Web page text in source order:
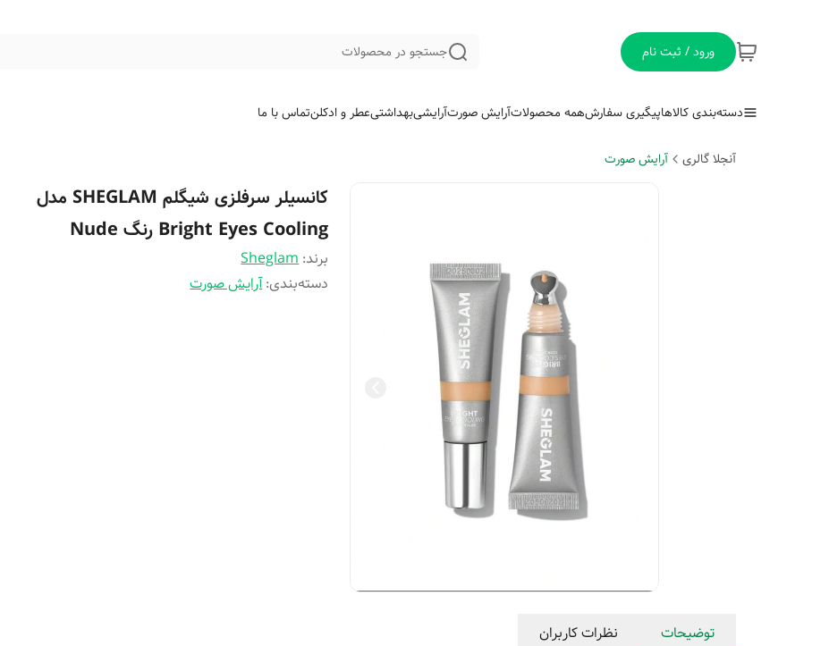
ورود / ثبت نام جستجو در محصولات
دسته‌بندی کالاهاپیگیری سفارشهمه محصولاتآرایش صورتآرایشیبهداشتیعطر و ادکلنتماس با ما
آنجلا گالری آرایش صورت
کانسیلر سرفلزی شیگلم SHEGLAM مدل
Bright Eyes Cooling رنگ Nude
برند:Sheglam
دسته‌بندی:آرایش صورت
توضیحات نظرات کاربران